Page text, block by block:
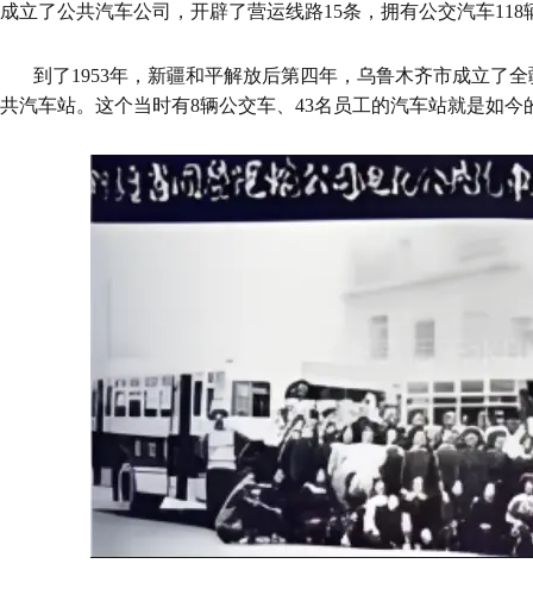
成立了公共汽车公司，开辟了营运线路15条，拥有公交汽车118
到了1953年，新疆和平解放后第四年，乌鲁木齐市成立了
共汽车站。这个当时有8辆公交车、43名员工的汽车站就是如